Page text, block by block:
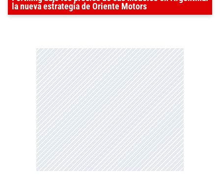
la nueva estrategia de Oriente Motors